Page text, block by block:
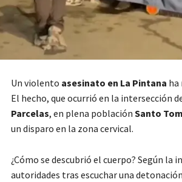
Un violento asesinato en La Pintana ha
El hecho, que ocurrió en la intersección
Parcelas, en plena población Santo
un disparo en la zona cervical.
¿Cómo se descubrió el cuerpo? Según
autoridades tras escuchar una